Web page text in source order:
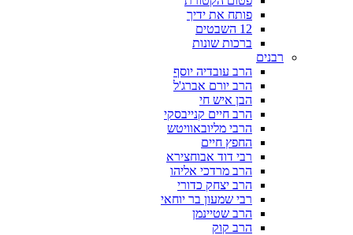
פותח את ידיך
12 השבטים
ברכות שונות
רבנים
הרב עובדיה יוסף
הרב יורם אברג'ל
הבן איש חי
הרב חיים קנייבסקי
הרבי מליובאוויטש
החפץ חיים
רבי דוד אבוחצירא
הרב מרדכי אליהו
הרב יצחק כדורי
רבי שמעון בר יוחאי
הרב שטיינמן
הרב קוק